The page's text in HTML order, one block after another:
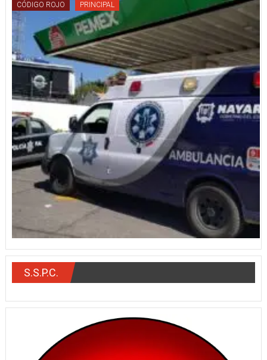
CÓDIGO ROJO PRINCIPAL
S.S.P.C.